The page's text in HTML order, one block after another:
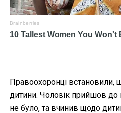
Правоохоронці встановили,
дитини. Чоловік прийшов до
не було, та вчинив щодо